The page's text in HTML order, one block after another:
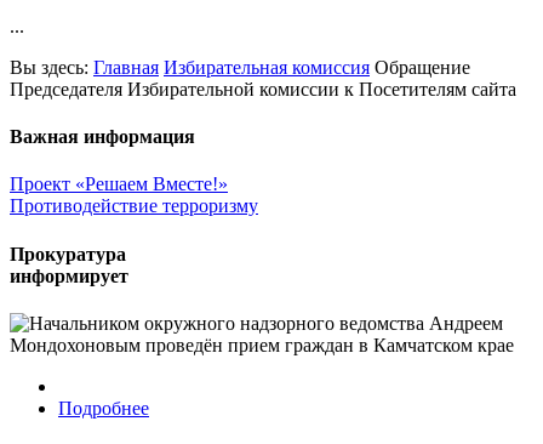
...
Вы здесь: Главная Избирательная комиссия Обращение
Председателя Избирательной комиссии к Посетителям сайта
Важная информация
Проект «Решаем Вместе!»
Противодействие терроризму
Прокуратура
информирует
Подробнее